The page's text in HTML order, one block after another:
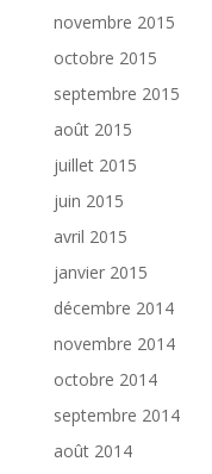
novembre 2015
octobre 2015
septembre 2015
août 2015
juillet 2015
juin 2015
avril 2015
janvier 2015
décembre 2014
novembre 2014
octobre 2014
septembre 2014
août 2014